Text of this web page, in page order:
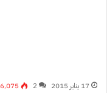
17 يناير 2015 2 6٬075